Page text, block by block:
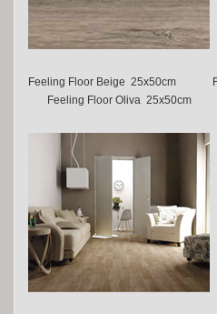
Feeling Floor Beige 25x50cm
Feeling Floor Oliva 25x50cm